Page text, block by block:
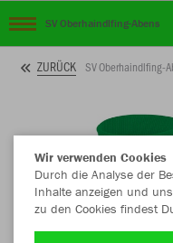
SV Oberhaindlfing-Abens
ZURÜCK SV Oberhaindlfing-
Wir verwenden Cookies
Durch die Analyse der
Inhalte anzeigen und
zu den Cookies findest